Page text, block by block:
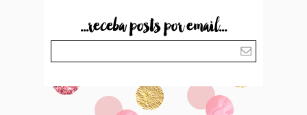
...receba posts por email...